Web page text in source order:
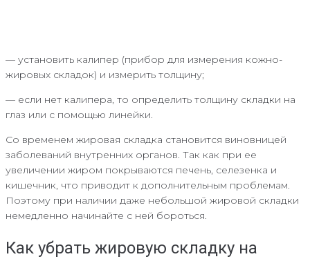
— установить калипер (прибор для измерения кожно-
жировых складок) и измерить толщину;
— если нет калипера, то определить толщину складки на
глаз или с помощью линейки.
Со временем жировая складка становится виновницей
заболеваний внутренних органов. Так как при ее
увеличении жиром покрываются печень, селезенка и
кишечник, что приводит к дополнительным проблемам.
Поэтому при наличии даже небольшой жировой складки
немедленно начинайте с ней бороться.
Как убрать жировую складку на